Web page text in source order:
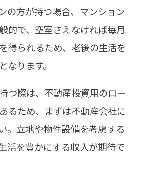
の方が持つ場合、マンション
的で、空室さえなければ毎月
得られるため、老後の生活を
なります。
つ際は、不動産投資用のロー
るため、まずは不動産会社に
。立地や物件設備を考慮する
活を豊かにする収入が期待で